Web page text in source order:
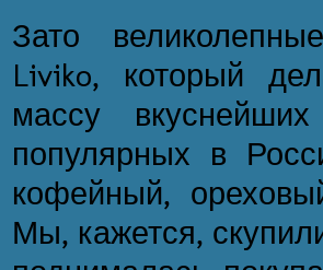
Зато
Liviko, который
массу
популярных в
кофейный,
Мы, кажется,